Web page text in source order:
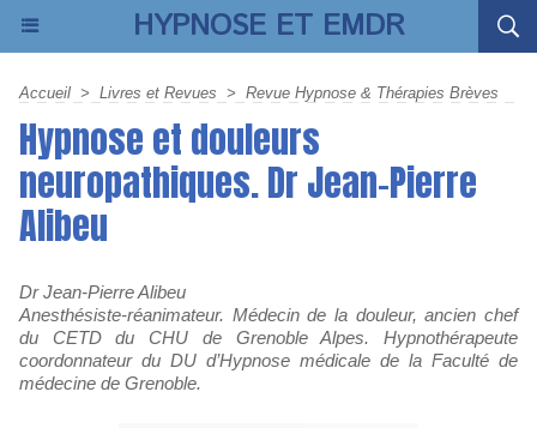
HYPNOSE ET EMDR
Accueil > Livres et Revues > Revue Hypnose & Thérapies Brèves
Hypnose et douleurs
neuropathiques. Dr Jean-Pierre
Alibeu
Dr Jean-Pierre Alibeu
Anesthésiste-réanimateur. Médecin de la douleur, ancien chef
du CETD du CHU de Grenoble Alpes. Hypnothérapeute
coordonnateur du DU d’Hypnose médicale de la Faculté de
médecine de Grenoble.